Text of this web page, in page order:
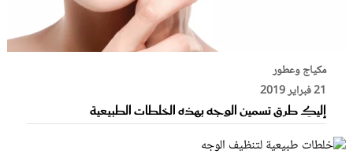
مكياج وعطور
21 فبراير 2019
إليكِ طرق تسمين الوجه بهذه الخلطات الطبيعية